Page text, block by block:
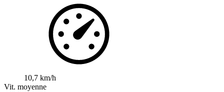
10,7 km/h
Vit. moyenne